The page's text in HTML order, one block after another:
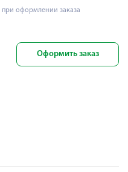
при оформлении заказа
Оформить заказ